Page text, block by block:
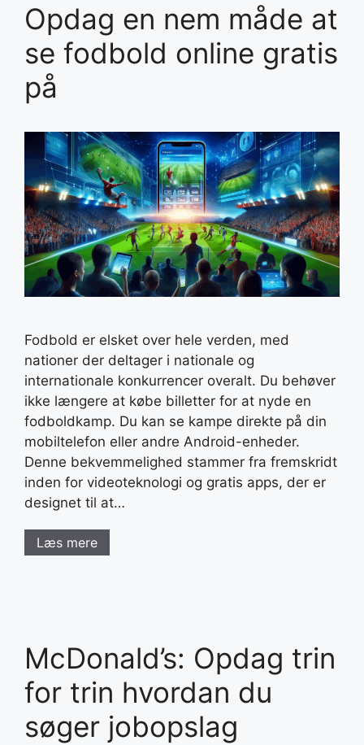
Opdag en nem måde at
se fodbold online gratis
på
Fodbold er elsket over hele verden, med
nationer der deltager i nationale og
internationale konkurrencer overalt. Du behøver
ikke længere at købe billetter for at nyde en
fodboldkamp. Du kan se kampe direkte på din
mobiltelefon eller andre Android-enheder.
Denne bekvemmelighed stammer fra fremskridt
inden for videoteknologi og gratis apps, der er
designet til at…
Læs mere
McDonald’s: Opdag trin
for trin hvordan du
søger jobopslag